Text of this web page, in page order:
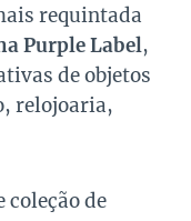
requintada
Purple Label,
de objetos
relojoaria,
coleção de